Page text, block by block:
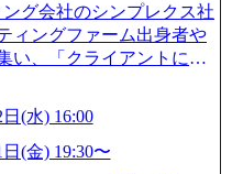
グ会社のシンプレクス社
ィングファーム出身者や
い、「クライアントにと
新鋭ファーム テクノロジ
力を持つDX時代におい
界を中心に最先端テクノ
(水) 16:00
(金) 19:30〜